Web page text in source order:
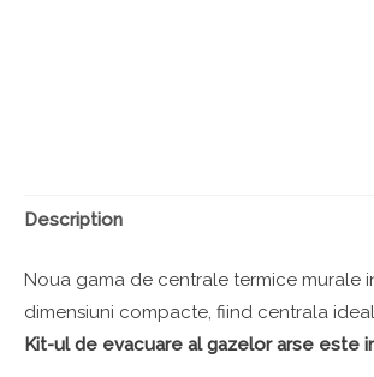
Description
Noua gama de centrale termice murale
dimensiuni compacte, fiind centrala
Kit-ul de evacuare al gazelor arse este